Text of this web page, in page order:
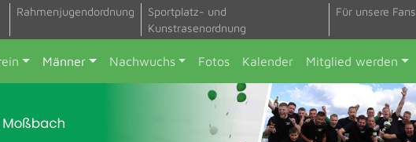
Rahmenjugendordnung
Sportplatz- und
Kunstrasenordnung
Für unsere Fans
Männer Nachwuchs Fotos Kalender Mitglied werden